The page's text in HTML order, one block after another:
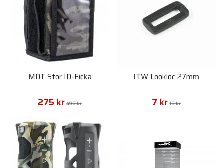
MDT Stor ID-Ficka
275 kr 495 kr
ITW Lookloc 27mm
7 kr 15 kr